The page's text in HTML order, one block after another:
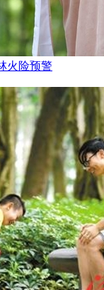
火险预警